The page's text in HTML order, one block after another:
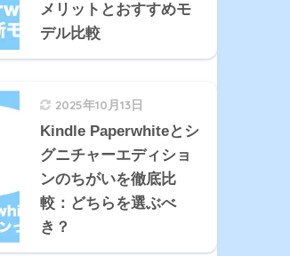
メリットとおすすめモ
デル比較
2025年10月13日
Kindle Paperwhiteとシ
グニチャーエディショ
ンのちがいを徹底比
較：どちらを選ぶべ
き？